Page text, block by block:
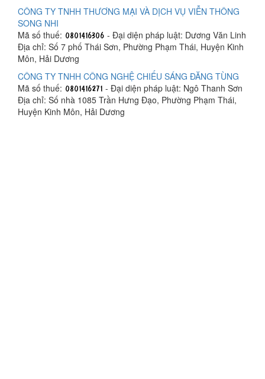
CÔNG TY TNHH THƯƠNG MẠI VÀ DỊCH VỤ VIỄN THÔNG
SONG NHI
Mã số thuế:
- Đại diện pháp luật: Dương Văn Linh
Địa chỉ: Số 7 phố Thái Sơn, Phường Phạm Thái, Huyện Kinh
Môn, Hải Dương
CÔNG TY TNHH CÔNG NGHỆ CHIẾU SÁNG ĐĂNG TÙNG
Mã số thuế:
- Đại diện pháp luật: Ngô Thanh Sơn
Địa chỉ: Số nhà 1085 Trần Hưng Đạo, Phường Phạm Thái,
Huyện Kinh Môn, Hải Dương